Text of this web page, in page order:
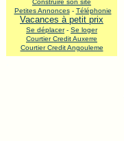
Construire son site
Petites Annonces- Téléphonie
Vacances à petit prix
Se déplacer- Se loger
Courtier Credit Auxerre
Courtier Credit Angouleme